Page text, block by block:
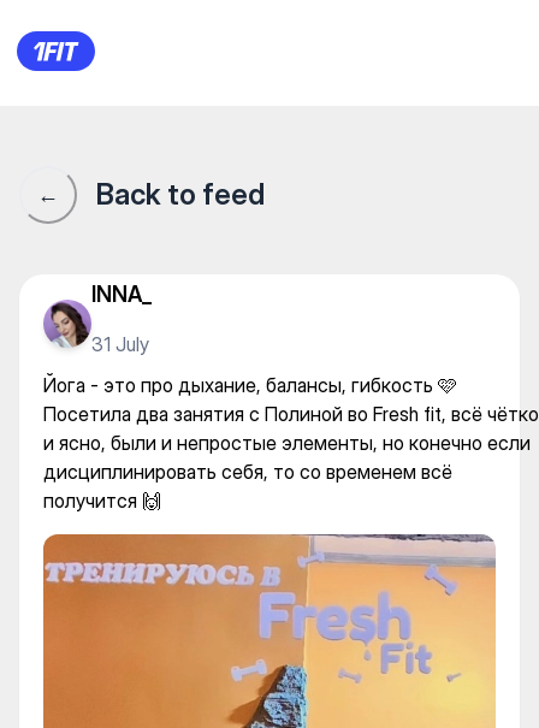
Йога - это про дыхание,
← Back to feed
INNA_
31 July
Йога - это про дыхание, балансы, гибкость 🩷
Посетила два занятия с Полиной во Fresh fit, всё чётко
и ясно, были и непростые элементы, но конечно если
дисциплинировать себя, то со временем всё
получится 🙌